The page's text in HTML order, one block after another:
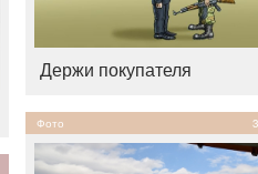
Держи покупателя
Фото